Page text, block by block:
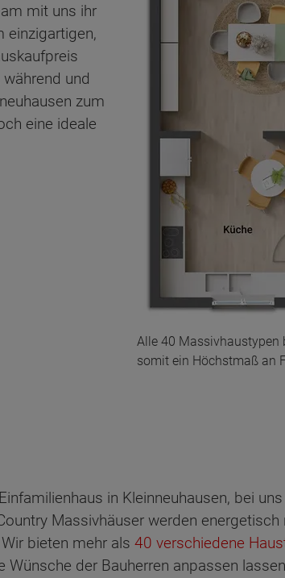
Alle 40 Massivhaustypen
somit ein Höchstmaß an
mit uns ihr
einzigartigen,
und
zum
eine ideale
in Kleinneuhausen, bei
Massivhäuser werden
bieten mehr als 40 verschiedene
der Bauherren anpassen
suchen?